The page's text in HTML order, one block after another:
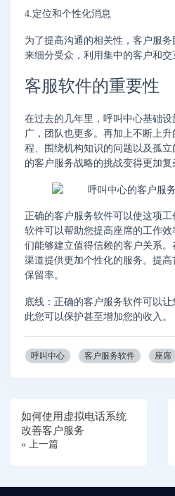
4.定位和个性化消息
为了提高沟通的相关性，客户服
来细分受众，利用集中的客户和交
客服软件的重要性
在过去的几年里，呼叫中心基础
广，团队也更多。再加上不断上
程、围绕机构知识的问题以及孤
的客户服务战略的挑战变得更加复
正确的客户服务软件可以使这项
软件可以帮助您提高座席的工作
们能够建立值得信赖的客户关系
渠道提供更加个性化的服务。提
保留率。
底线：正确的客户服务软件可以
此您可以保护甚至增加您的收入。
呼叫中心 客户服务软件 座席
如何使用虚拟电话系统
改善客户服务
« 上一篇